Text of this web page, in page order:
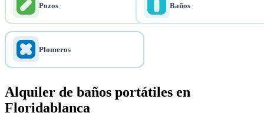
Pozos Baños
Plomeros
Alquiler de baños portátiles en
Floridablanca